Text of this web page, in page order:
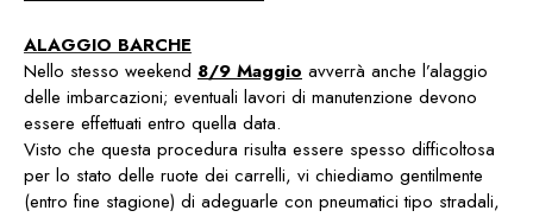
ALAGGIO BARCHE
Nello stesso weekend 8/9 Maggio avverrà anche l’alaggio
delle imbarcazioni; eventuali lavori di manutenzione devono
essere effettuati entro quella data.
Visto che questa procedura risulta essere spesso difficoltosa
per lo stato delle ruote dei carrelli, vi chiediamo gentilmente
(entro fine stagione) di adeguarle con pneumatici tipo stradali,